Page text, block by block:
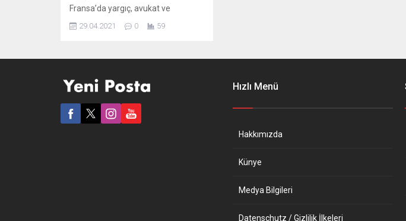
Fransa’da yargıç, avukat ve
gazeteci sendikaları, Senato ve
Ulusal Meclis’te kabul edilen “Genel
Avukatlar Sendikası, Yargıçlar
Sendikası, İnsan Hakları Ligi, Ulusal
Baro Konseyi, Ulusal Gazeteciler
Sendikası’nın da aralarında
29.04.2021 0 59
Hızlı Menü
Hakkımızda
Künye
Medya Bilgileri
Datenschutz / Gizlilik İlkeleri